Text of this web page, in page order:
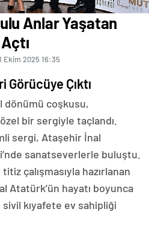
Anlar Yaşatan
Ekim 2025 16:35
Görücüye Çıktı
dönümü coşkusu,
bir sergiyle taçlandı.
sergi, Ataşehir İnal
sanatseverlerle buluştu.
titiz çalışmasıyla hazırlanan
Atatürk’ün hayatı boyunca
kıyafete ev sahipliği